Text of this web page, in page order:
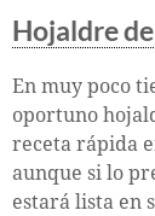
Hojaldre
En muy poco
oportuno
receta rápida
aunque si lo
estará lista en